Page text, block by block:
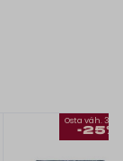
Osta väh. 3,
-25%